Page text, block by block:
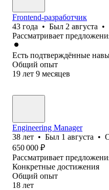
Frontend-разработчик
43 года • Был 2 августа •
Рассматривает
Есть подтверждённые
Общий опыт
19 лет 9 месяцев
Engineering Manager
38 лет • Был 1 августа •
650 000 ₽
Рассматривает
Конкретные достижения
Общий опыт
18 лет